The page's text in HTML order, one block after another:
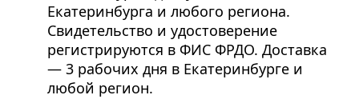
Екатеринбурга и любого региона.
Свидетельство и удостоверение
регистрируются в ФИС ФРДО. Доставка
— 3 рабочих дня в Екатеринбурге и
любой регион.